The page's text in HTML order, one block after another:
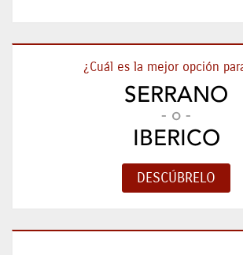
¿Cuál es la mejor opción
SERRANO
- o -
IBERICO